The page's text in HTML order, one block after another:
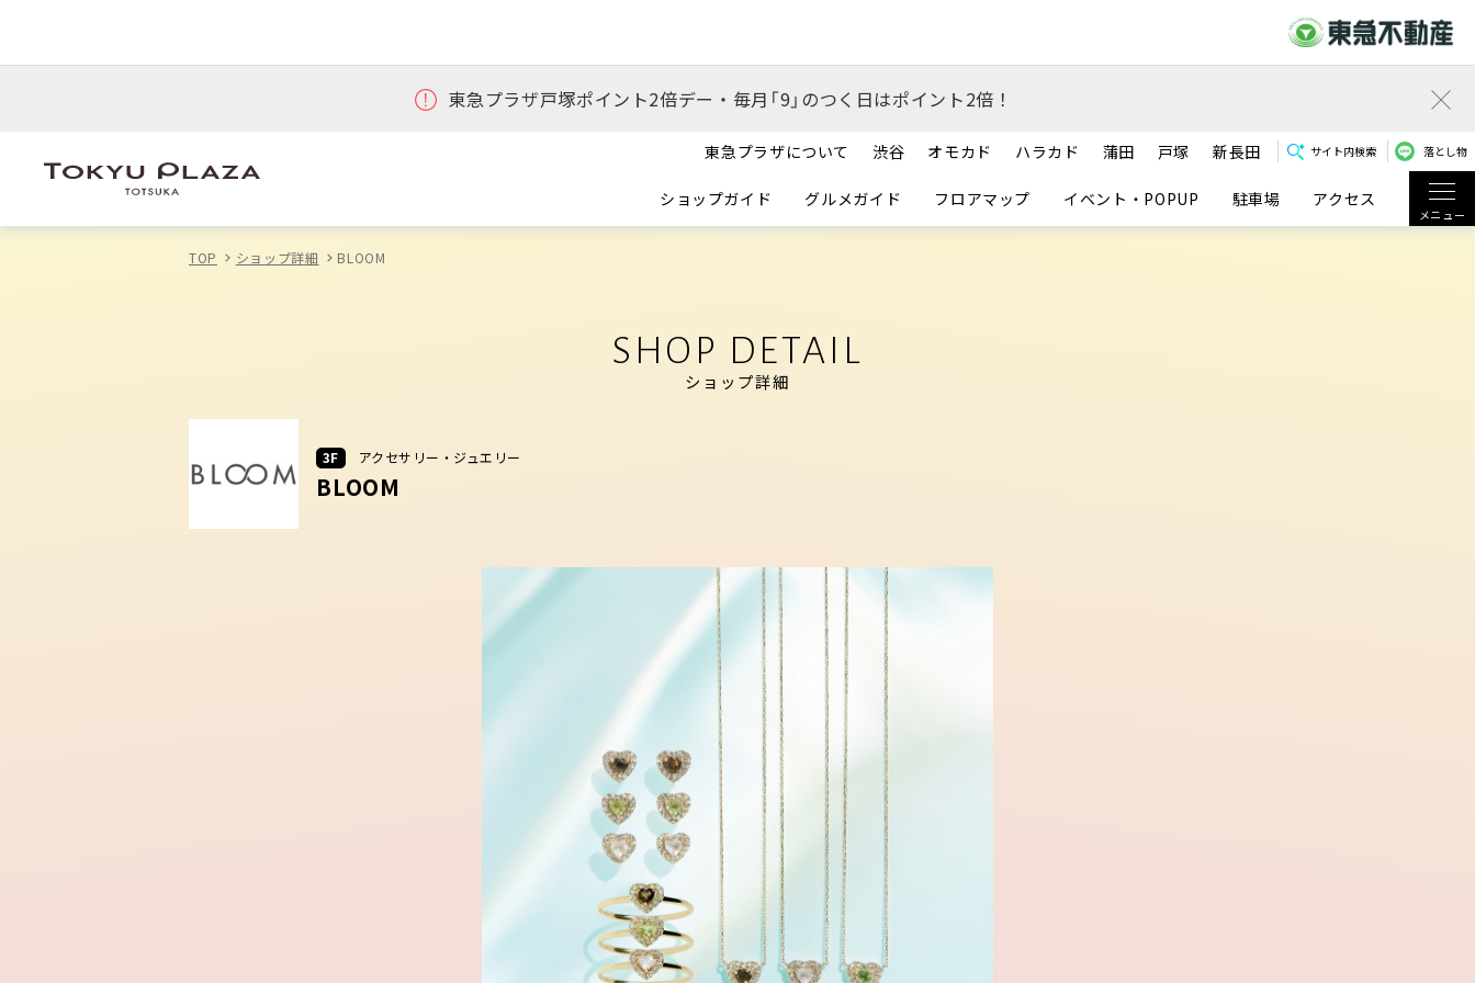
東急プラザ戸塚ポイント2倍デー・毎月「9」のつく日はポイント2倍！
東急プラザについて 渋谷 オモカド ハラカド 蒲田 戸塚 新長田 サイト内検索 落とし物
ショップガイド グルメガイド フロアマップ イベント・POPUP 駐車場 アクセス
メニュー
TOP ショップ詳細 BLOOM
SHOP DETAIL
ショップ詳細
3F アクセサリー・ジュエリー
BLOOM